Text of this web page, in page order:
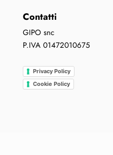
Contatti
GIPO snc
P.IVA 01472010675
Privacy Policy
Cookie Policy